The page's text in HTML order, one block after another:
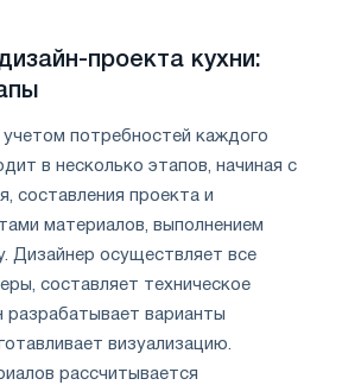
проекта кухни:
учетом потребностей каждого
в несколько этапов, начиная с
составления проекта и
материалов, выполнением
Дизайнер осуществляет все
составляет техническое
разрабатывает варианты
визуализацию.
рассчитывается